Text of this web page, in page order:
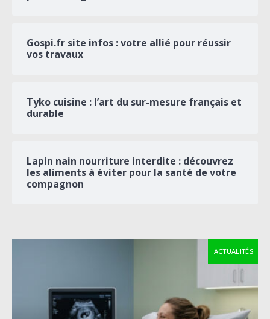
Gospi.fr site infos : votre allié pour réussir
vos travaux
Tyko cuisine : l’art du sur-mesure français et
durable
Lapin nain nourriture interdite : découvrez
les aliments à éviter pour la santé de votre
compagnon
ACTUALITÉS